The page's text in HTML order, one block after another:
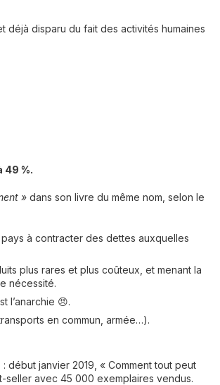
déjà disparu du fait des activités humaines
49 %.
» dans son livre du même nom, selon le
pays à contracter des dettes auxquelles
plus rares et plus coûteux, et menant la
nécessité.
l’anarchie 😠.
en commun, armée…).
début janvier 2019, « Comment tout peut
seller avec 45 000 exemplaires vendus.